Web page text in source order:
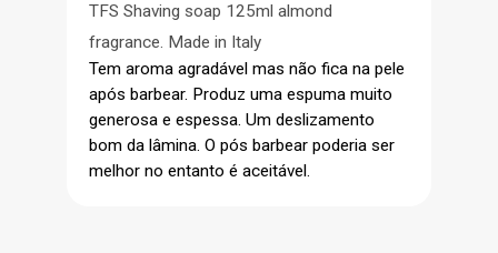
TFS Shaving soap 125ml almond
fragrance. Made in Italy
Tem aroma agradável mas não fica na pele
após barbear. Produz uma espuma muito
generosa e espessa. Um deslizamento
bom da lâmina. O pós barbear poderia ser
melhor no entanto é aceitável.